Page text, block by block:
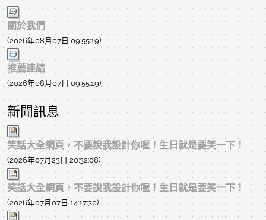
關於我們
(2026年08月07日 09:55:19)
推薦連結
(2026年08月07日 09:55:19)
新聞訊息
笑話大全網頁，不要說我設計你喔！生日就是要笑一下！
(2026年07月23日 20:32:08)
笑話大全網頁，不要說我設計你喔！生日就是要笑一下！
(2026年07月07日 14:17:30)